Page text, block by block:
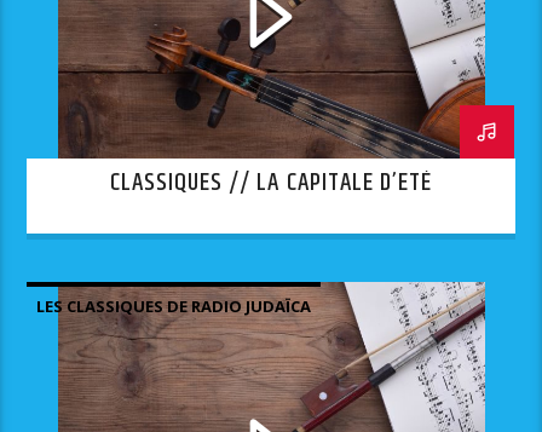
CLASSIQUES // LA CAPITALE D’ETÉ
LES CLASSIQUES DE RADIO JUDAÏCA